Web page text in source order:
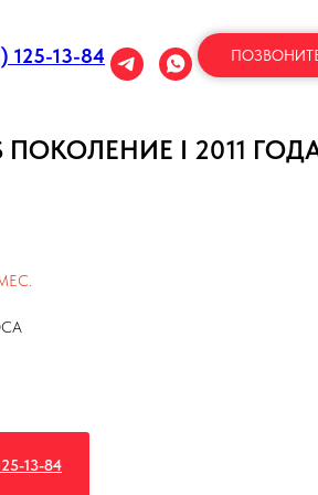
125-13-84
ПОКОЛЕНИЕ I 2011
13-84